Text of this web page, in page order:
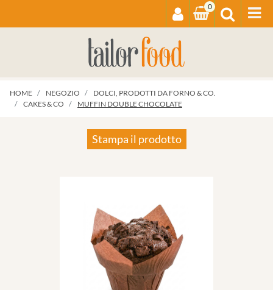
0
HOME NEGOZIO
DOLCI, PRODOTTI DA FORNO & CO.
CAKES & CO
MUFFIN DOUBLE CHOCOLATE
Stampa il prodotto